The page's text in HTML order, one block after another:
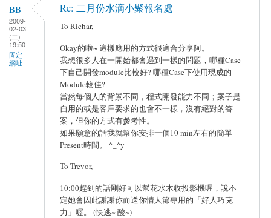
BB
2009-
02-03
(二)
19:50
固定
網址
Re: 二月份水滴小聚報名處
To Richar,
Okay的啦~ 這樣應用的方式很適合分享阿。
我想很多人在一開始都會遇到一樣的問題，哪種Case
下自己開發module比較好? 哪種Case下使用現成的
Module較佳?
當然每個人的背景不同，程式開發能力不同；案子是
自用的或是客戶要求的也會不一樣，沒有絕對的答
案，但你的方式有參考性。
如果願意的話我就幫你安排一個10 min左右的簡單
Present時間。 ^_^y
To Trevor,
10:00趕到的話剛好可以幫花水木收投影機喔，說不
定她會因此謝謝你而送你情人節專用的「好人巧克
力」喔。 (快逃~ 酸~)